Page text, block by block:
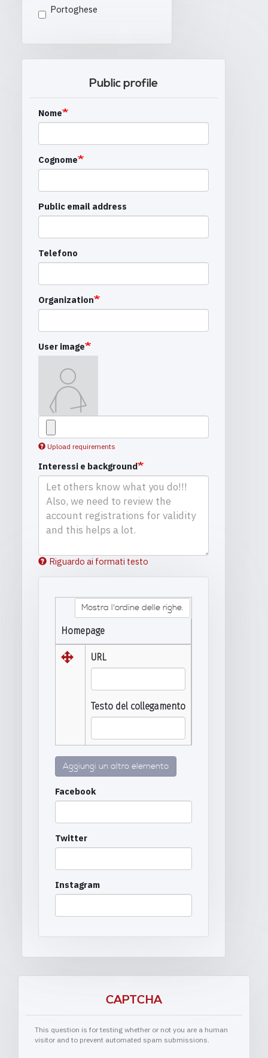
Portoghese
Public profile
Nome
Cognome
Public email address
Telefono
Organization
User image
Upload requirements
Interessi e background
Riguardo ai formati testo
Mostra l'ordine delle righe.
Homepage
URL
Testo del collegamento
Aggiungi un altro elemento
Facebook
Twitter
Instagram
CAPTCHA
This question is for testing whether or not you are a human
visitor and to prevent automated spam submissions.